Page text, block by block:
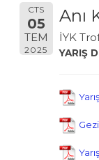
Düğün
Bize ulaşın
CTS
05
TEM
2025
Anı
İYK
YARIŞ